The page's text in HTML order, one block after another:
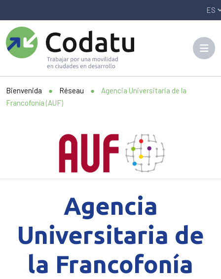
Bienvenida ● Réseau ●
Agencia Universitaria de la
Francofonía (AUF)
Agencia
Universitaria de
la Francofonía